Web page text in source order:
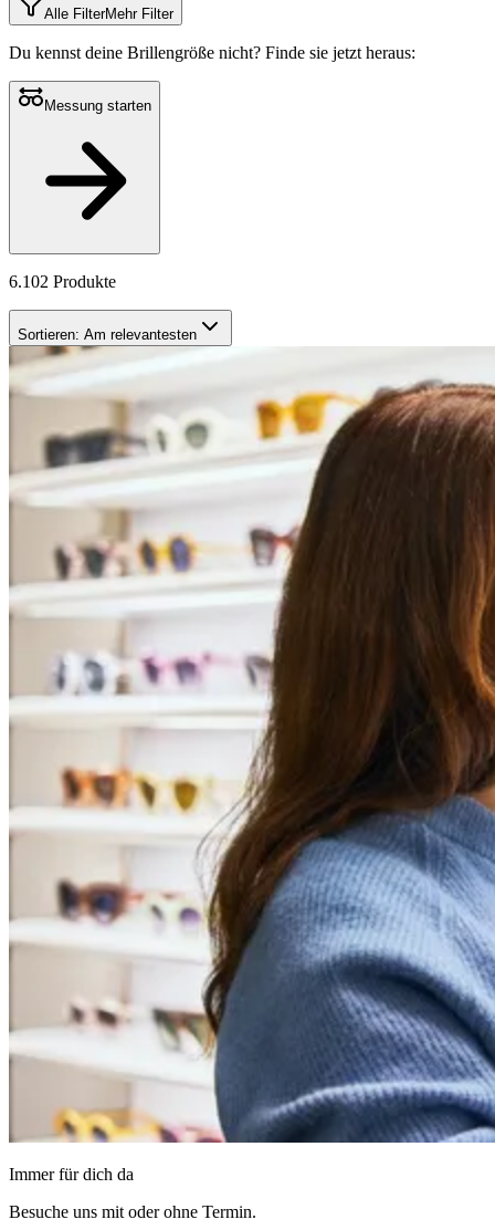
Alle FilterMehr Filter
Du kennst deine Brillengröße nicht? Finde sie jetzt heraus:
Messung starten
6.102 Produkte
Sortieren: Am relevantesten
Immer für dich da
Besuche uns mit oder ohne Termin.